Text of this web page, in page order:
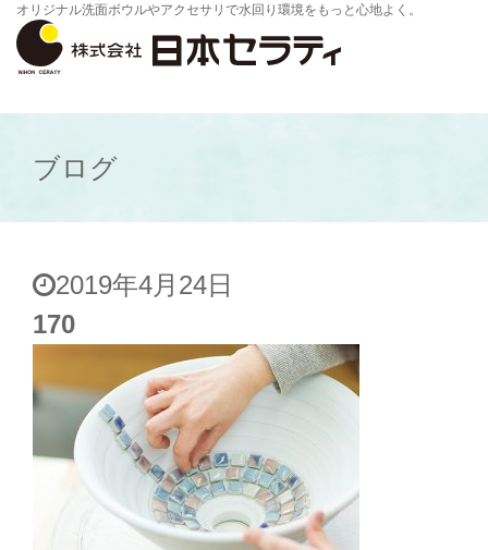
オリジナル洗面ボウルやアクセサリで水回り環境をもっと心地よく。
ブログ
2019年4月24日
170